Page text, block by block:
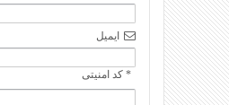
ایمیل
* کد امنیتی